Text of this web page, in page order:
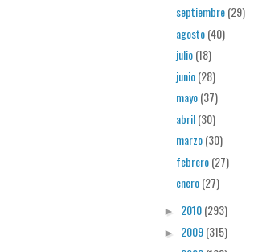
septiembre(29)
agosto(40)
julio(18)
junio(28)
mayo(37)
abril(30)
marzo(30)
febrero(27)
enero(27)
► 2010(293)
► 2009(315)